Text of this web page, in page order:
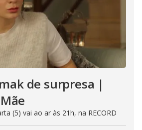
de surpresa |
(5) vai ao ar às 21h, na RECORD